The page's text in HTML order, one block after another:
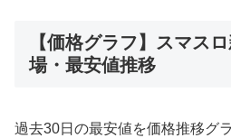
【価格グラフ】スマス
場・最安値推移
過去30日の最安値を価格推移グ